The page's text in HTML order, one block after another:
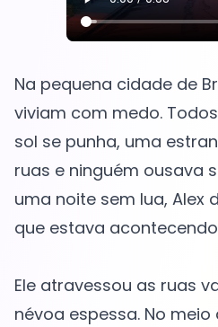
Na pequena cidade de
viviam com medo.
sol se punha, uma
ruas e ninguém ousava
uma noite sem lua, Alex
que estava
Ele atravessou as ruas
névoa espessa. No